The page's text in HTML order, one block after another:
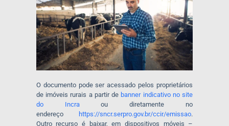
O documento pode ser acessado pelos proprietários
de imóveis rurais a partir de banner indicativo no site
do Incraou diretamente no
endereço
https://sncr.serpro.gov.br/ccir/emissao.
Outro recurso é baixar, em dispositivos móveis –